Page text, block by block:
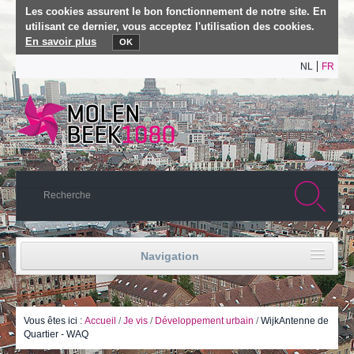
Les cookies assurent le bon fonctionnement de notre site. En
utilisant ce dernier, vous acceptez l'utilisation des cookies.
En savoir plus
OK
NL FR
Navigation
Accueil
Vie politique
Vous êtes ici : Accueil /Je vis / Développement urbain /WijkAntenne de
Quartier - WAQ